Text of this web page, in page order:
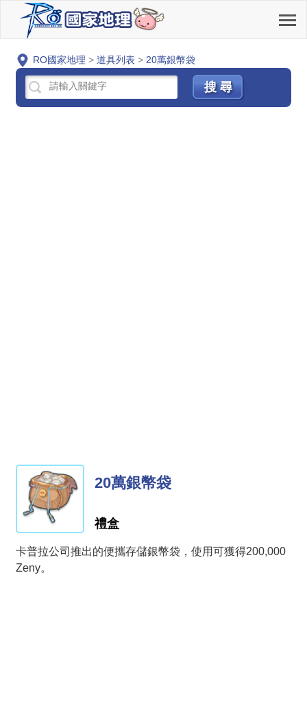
RO國家地理 > 道具列表 > 20萬銀幣袋
20萬銀幣袋
禮盒
卡普拉公司推出的便攜存儲銀幣袋，使用可獲得200,000
Zeny。